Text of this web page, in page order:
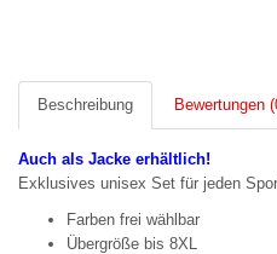
Beschreibung Bewertungen
Auch als Jacke erhältlich!
Exklusives unisex Set für jeden
Farben frei wählbar
Übergröße bis 8XL